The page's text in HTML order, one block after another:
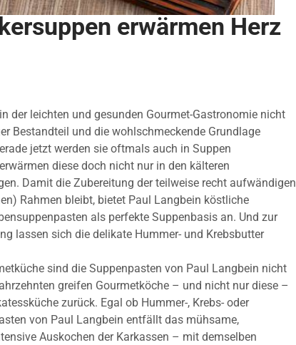
erwärmen Herz
der leichten und gesunden Gourmet-Gastronomie nicht
Bestandteil und die wohlschmeckende Grundlage
jetzt werden sie oftmals auch in Suppen
diese doch nicht nur in den kälteren
Damit die Zubereitung der teilweise recht aufwändigen
Rahmen bleibt, bietet Paul Langbein köstliche
als perfekte Suppenbasis an. Und zur
lassen sich die delikate Hummer- und Krebsbutter
sind die Suppenpasten von Paul Langbein nicht
greifen Gourmetköche – und nicht nur diese –
zurück. Egal ob Hummer-, Krebs- oder
von Paul Langbein entfällt das mühsame,
Auskochen der Karkassen – mit demselben